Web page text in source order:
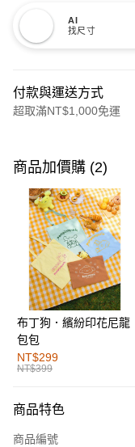
AI
找尺寸
付款與運送方式
超取滿NT$1,000免運
信用卡一次付款
購物金
超商取貨付款
LINE Pay
街口支付
運送方式
全家取貨付款
每筆NT$60，滿
付款後全家取貨
商品加價購 (2)
布丁狗．繽紛印花尼龍
包包
NT$299
NT$399
商品特色
商品編號